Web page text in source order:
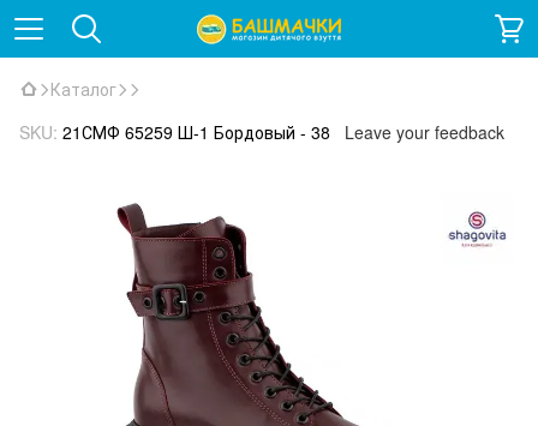
Каталог
SKU: 21СМФ 65259 Ш-1 Бордовый - 38 Leave your feedback